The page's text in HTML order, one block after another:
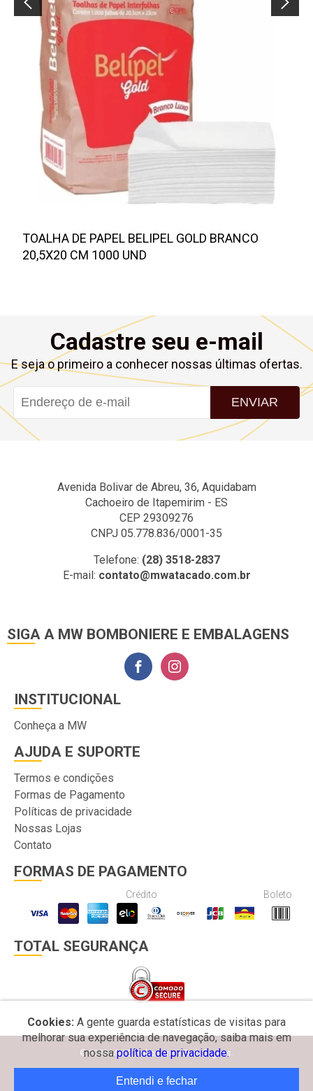
TOALHA DE PAPEL BELIPEL GOLD BRANCO
20,5X20 CM 1000 UND
Cadastre seu e-mail
E seja o primeiro a conhecer nossas últimas ofertas.
ENVIAR
Avenida Bolivar de Abreu, 36, Aquidabam
Cachoeiro de Itapemirim - ES
CEP 29309276
CNPJ 05.778.836/0001-35
Telefone: (28) 3518-2837
E-mail: contato@mwatacado.com.br
SIGA A MW BOMBONIERE E EMBALAGENS
INSTITUCIONAL
Conheça a MW
AJUDA E SUPORTE
Termos e condições
Formas de Pagamento
Políticas de privacidade
Nossas Lojas
Contato
FORMAS DE PAGAMENTO
Crédito Boleto
TOTAL SEGURANÇA
Cookies: A gente guarda estatísticas de visitas para
melhorar sua experiência de navegação, saiba mais em
nossapolítica de privacidade.
Entendi e fechar
© 2026 MW Bomboniere e Embalagens.
Desenvolvido por